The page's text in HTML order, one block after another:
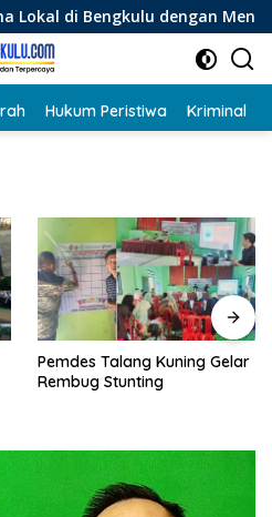
dengan Meningkatkan
Hukum Peristiwa Kriminal
Pemdes Talang Kuning Gelar
Rembug Stunting